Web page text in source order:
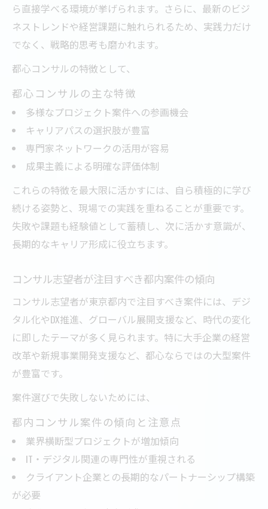
ら直接学べる環境が挙げられます。さらに、最新のビジ
ネストレンドや経営課題に触れられるため、実践力だけ
でなく、戦略的思考も磨かれます。
都心コンサルの特徴として、
都心コンサルの主な特徴
多様なプロジェクト案件への参画機会
キャリアパスの選択肢が豊富
専門家ネットワークの活用が容易
成果主義による明確な評価体制
これらの特徴を最大限に活かすには、自ら積極的に学び
続ける姿勢と、現場での実践を重ねることが重要です。
失敗や課題も経験値として蓄積し、次に活かす意識が、
長期的なキャリア形成に役立ちます。
コンサル志望者が注目すべき都内案件の傾向
コンサル志望者が東京都内で注目すべき案件には、デジ
タル化やDX推進、グローバル展開支援など、時代の変化
に即したテーマが多く見られます。特に大手企業の経営
改革や新規事業開発支援など、都心ならではの大型案件
が豊富です。
案件選びで失敗しないためには、
都内コンサル案件の傾向と注意点
業界横断型プロジェクトが増加傾向
IT・デジタル関連の専門性が重視される
クライアント企業との長期的なパートナーシップ構築
が必要